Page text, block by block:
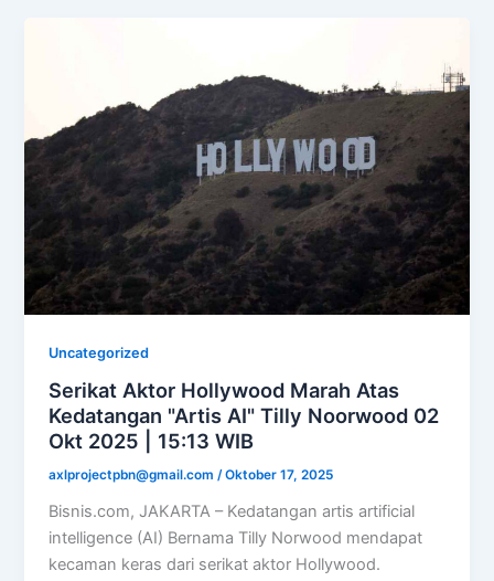
Uncategorized
Serikat Aktor Hollywood Marah Atas
Kedatangan "Artis AI" Tilly Noorwood 02
Okt 2025 | 15:13 WIB
axlprojectpbn@gmail.com/Oktober 17, 2025
Bisnis.com, JAKARTA – Kedatangan artis artificial
intelligence (AI) Bernama Tilly Norwood mendapat
kecaman keras dari serikat aktor Hollywood.